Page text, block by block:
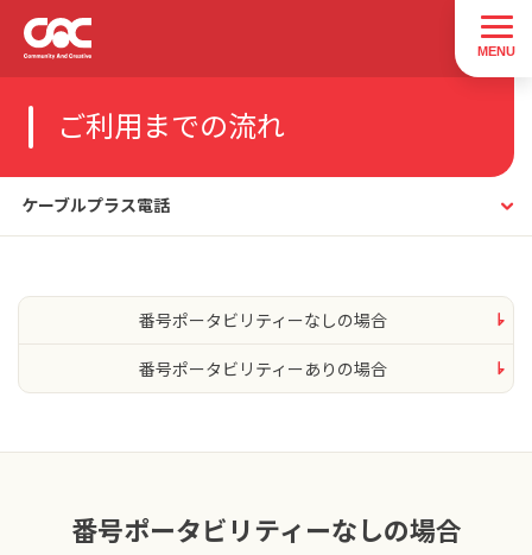
ご利用までの流れ
ケーブルプラス電話
番号ポータビリティーなしの場合
番号ポータビリティーありの場合
番号ポータビリティーなしの場合